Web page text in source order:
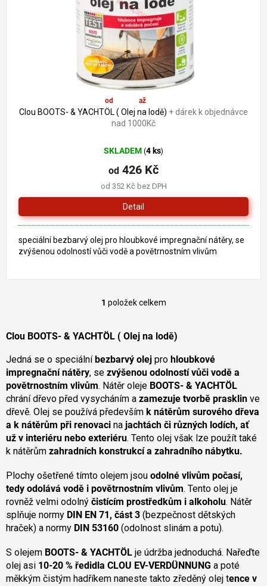
od až
Clou BOOTS- & YACHTÖL ( Olej na lodě) + dárek k objednávce
nad 1000Kč
SKLADEM (4 ks)
od 352 Kč bez DPH
od 426 Kč
Detail
speciální bezbarvý olej pro hloubkové impregnační nátěry, se
zvýšenou odolností vůči vodě a povětrnostním vlivům
O
á
d
a
c
í
p
r
v
k
y
v
p
i
s
u
1 položek celkem
Clou BOOTS- & YACHTÖL ( Olej na lodě)
Jedná se o speciálníbezbarvý olej pro hloubkové
impregnační nátěry, se zvýšenou odolností vůči vodě a
povětrnostním vlivům. Nátěr oleje BOOTS- & YACHTÖL
chrání dřevo před vysycháním a zamezuje tvorbě prasklin ve
dřevě. Olej se používá především k nátěrům surového dřeva
a k nátěrům při renovaci na jachtách či různých lodích, ať
už v interiéru nebo exteriéru. Tento olej však lze použít také
k nátěrům zahradních konstrukcí a zahradního nábytku.
Plochy ošetřené tímto olejem jsou odolné vlivům počasí,
tedy odolává vodě i povětrnostním vlivům. Tento olej je
rovněž velmi odolný čistícím prostředkům i alkoholu. Nátěr
splňuje normy DIN EN 71, část 3 (bezpečnost dětských
hraček) a normy DIN 53160 (odolnost slinám a potu).
S olejem BOOTS- & YACHTÖL je údržba jednoduchá. Nařeďte
olej asi 10-20 % ředidla CLOU EV-VERDÜNNUNG a poté
měkkým čistým hadříkem naneste takto zředěný olej tence v